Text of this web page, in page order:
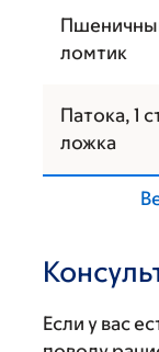
ломтик
Патока, 1
ложка
Если у вас